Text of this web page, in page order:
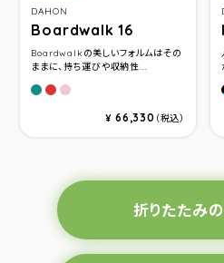
DAHON
Boardwalk 16
Boardwalkの美しいフォルムはその
ままに、持ち運びや収納性...
Matt Grayish Green
Matt Terrcotta
Pink Puff
¥ 66,330 （税込）
折りたたみ